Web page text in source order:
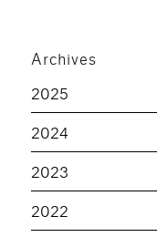
Archives
2025
2024
2023
2022